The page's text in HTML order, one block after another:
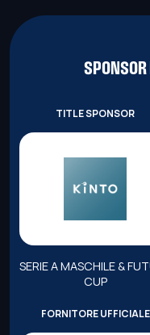
SPONSOR
TITLE SPONSOR
SERIE A MASCHILE &
CUP
FORNITORE UFFICIALE